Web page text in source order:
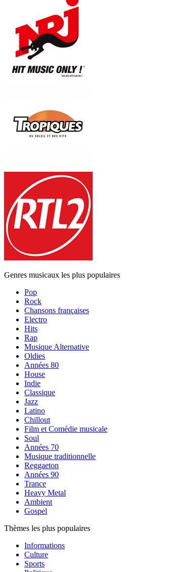
Genres musicaux les plus populaires
Pop
Rock
Chansons françaises
Electro
Hits
Rap
Musique Alternative
Oldies
Années 80
House
Indie
Classique
Jazz
Latino
Chillout
Film et Comédie musicale
Soul
Années 70
Musique traditionnelle
Reggaeton
Années 90
Trance
Heavy Metal
Ambient
Gospel
Thèmes les plus populaires
Informations
Culture
Sports